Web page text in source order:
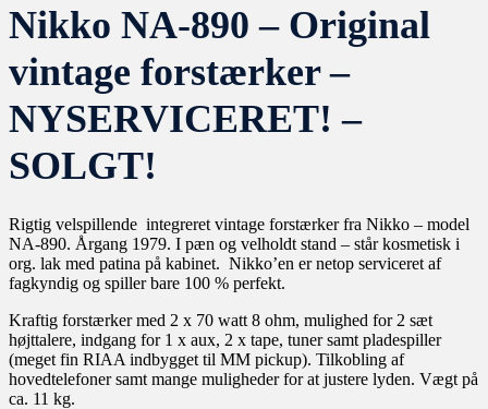
Nikko NA-890 – Original
vintage forstærker –
NYSERVICERET! –
SOLGT!
Rigtig velspillende integreret vintage forstærker fra Nikko – model
NA-890. Årgang 1979. I pæn og velholdt stand – står kosmetisk i
org. lak med patina på kabinet. Nikko’en er netop serviceret af
fagkyndig og spiller bare 100 % perfekt.
Kraftig forstærker med 2 x 70 watt 8 ohm, mulighed for 2 sæt
højttalere, indgang for 1 x aux, 2 x tape, tuner samt pladespiller
(meget fin RIAA indbygget til MM pickup). Tilkobling af
hovedtelefoner samt mange muligheder for at justere lyden. Vægt på
ca. 11 kg.